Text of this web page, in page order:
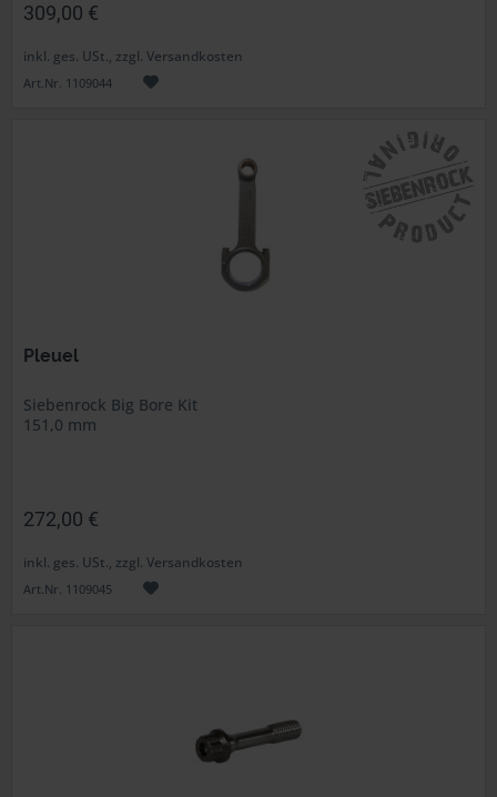
309,00 €
inkl. ges. USt., zzgl. Versandkosten
Art.Nr. 1109044
Pleuel
Siebenrock Big Bore Kit
151,0 mm
272,00 €
inkl. ges. USt., zzgl. Versandkosten
Art.Nr. 1109045